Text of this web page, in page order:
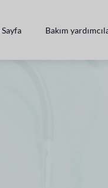
Bakım